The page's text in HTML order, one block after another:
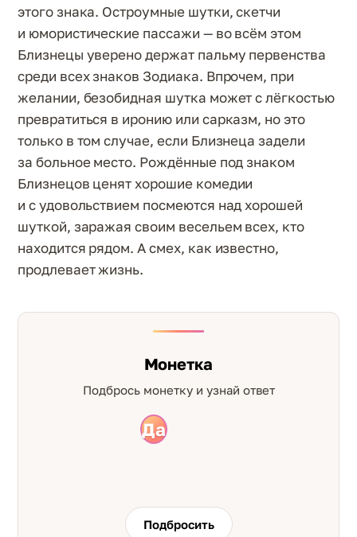
этого знака. Остроумные шутки, скетчи
и юмористические пассажи — во всём этом
Близнецы уверено держат пальму первенства
среди всех знаков Зодиака. Впрочем, при
желании, безобидная шутка может с лёгкостью
превратиться в иронию или сарказм, но это
только в том случае, если Близнеца задели
за больное место. Рождённые под знаком
Близнецов ценят хорошие комедии
и с удовольствием посмеются над хорошей
шуткой, заражая своим весельем всех, кто
находится рядом. А смех, как известно,
продлевает жизнь.
Монетка
Подбрось монетку и узнай ответ
Да
Нет
Подбросить